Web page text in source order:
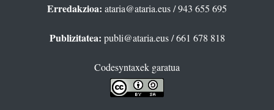
Erredakzioa: ataria@ataria.eus/ 943 655 695
Publizitatea: publi@ataria.eus/ 661 678 818
Codesyntaxek garatua